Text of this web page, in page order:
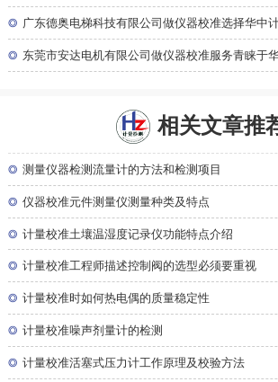
◎ 广东德奥电梯科技有限公司做仪器校准选择华中
◎ 东莞市安达电机有限公司做仪器校准服务青睐于
相关文章推
◎ 测量仪器检测流量计的方法和检测项目
◎ 仪器校准元件测量仪测量种类及特点
◎ 计量校准土壤温湿度记录仪功能特点介绍
◎ 计量校准工程师描述控制阀的选型必须要重视
◎ 计量校准时如何热电偶的质量稳定性
◎ 计量校准噪声剂量计的检测
◎ 计量校准活塞式压力计工作原理及校验方法